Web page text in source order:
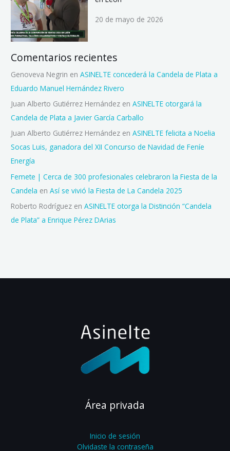
20 de mayo de 2026
Comentarios recientes
Genoveva Negrin enASINELTE concederá la Candela de Plata a
Eduardo Manuel Hernández Rivero
Juan Alberto Gutiérrez Hernández enASINELTE otorgará la
Candela de Plata a Javier García Carballo
Juan Alberto Gutiérrez Hernández enASINELTE felicita a Noelia
Socas Luis, ganadora del XII Concurso de Navidad de Feníe
Energía
Femete | Cerca de 300 profesionales celebraron la Fiesta de la
Candela enAsí se vivió la Fiesta de La Candela 2025
Roberto Rodríguez enASINELTE otorga la Distinción “Candela
de Plata” a Enrique Pérez DArias
Área privada
Inicio de sesión
Olvidaste la contraseña